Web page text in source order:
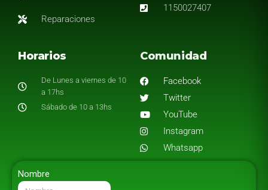
Reparaciones
1150027407
Horarios
De Lunes a viernes de 10
a 17hs
Sábado de 10 a 13hs
Comunidad
Facebook
Twitter
YouTube
Instagram
Whatsapp
Nombre